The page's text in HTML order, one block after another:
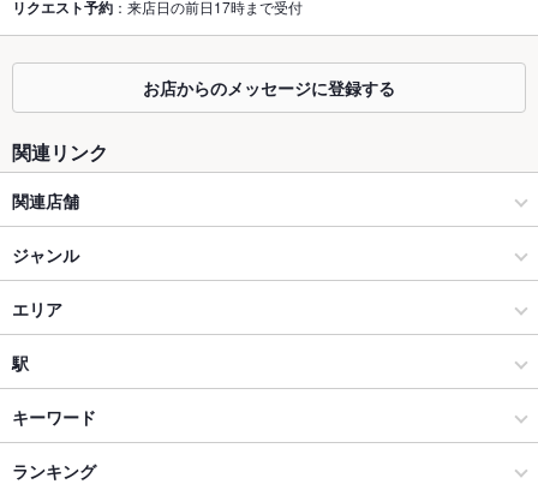
掘りごたつ なし
あり ：デートに最適なカウンター席あり
貸切
貸切可 ：詳細はお気軽に店舗までご相談ください（貸切ができ
Wi-Fi あり
バリアフリ
ー
なし ：スタッフにできることは協力させて頂きますので、お気
リクエスト予約 ：来店日の前日17時まで受付
お店からのメッセージに登録する
関連リンク
関連店舗
村木屋 横浜本店
村木屋 横浜 はなれ
ジャンル
居酒屋
和風
横浜 × 居酒屋
横浜 × 和風
エリア
横浜駅
横浜駅 × 居酒屋
横浜駅 × 和風
駅
桜木町駅
横浜駅
キーワード
にんにく料理
ランキング